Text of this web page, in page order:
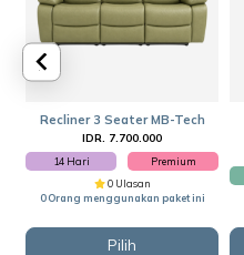
Recliner 3 Seater MB-Tech
IDR. 7.700.000
14 Hari
Premium
0 Ulasan
0 Orang menggunakan paket ini
Pilih